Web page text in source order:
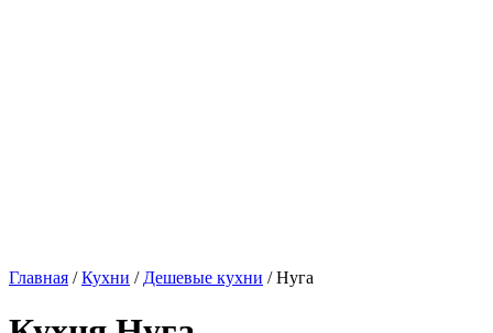
Главная /Кухни / Дешевые кухни / Нуга